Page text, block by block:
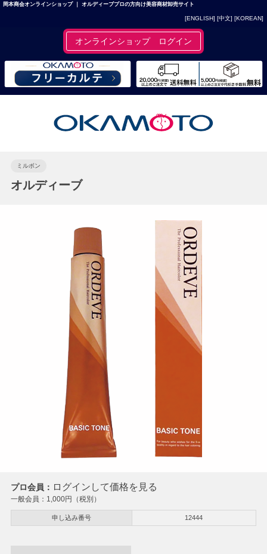
岡本商会オンラインショップ ｜ オルディーブプロの方向け美容商材卸売サイト
[ENGLISH] [中文] [KOREAN]
オンラインショップ ログイン
ミルボン
オルディーブ
プロ会員： ログインして価格を見る
一般会員： 1,000円（税別）
申し込み番号 12444